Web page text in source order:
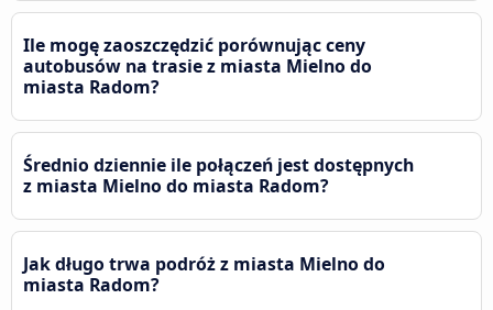
Ile mogę zaoszczędzić porównując ceny
autobusów na trasie z miasta Mielno do
miasta Radom?
Średnio dziennie ile połączeń jest dostępnych
z miasta Mielno do miasta Radom?
Jak długo trwa podróż z miasta Mielno do
miasta Radom?